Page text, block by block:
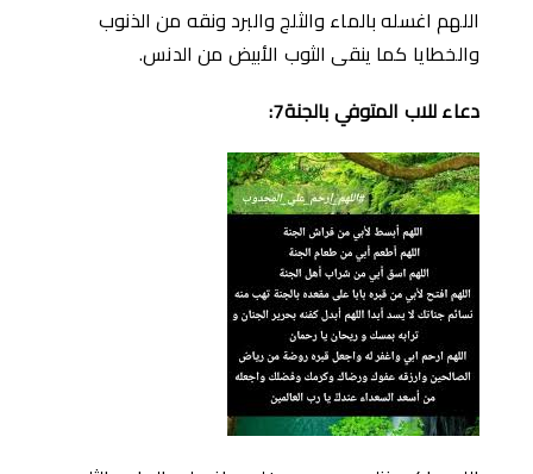
اللهم اغسله بالماء والثلج والبرد ونقه من الذنوب
والخطايا كما ينقى الثوب الأبيض من الدنس.
دعاء للاب المتوفي بالجنة7: